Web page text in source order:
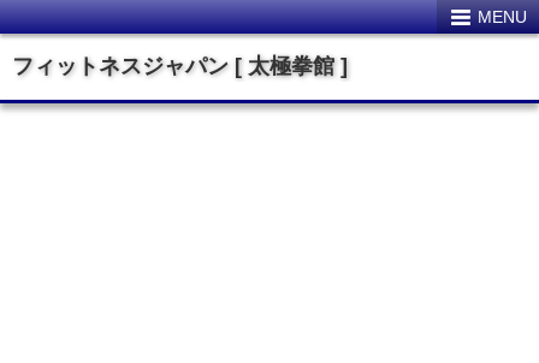
フィットネスジャパン [ 太極拳館 ]
MENU